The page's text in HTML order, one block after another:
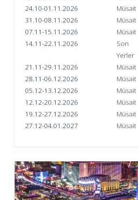
24.10-01.11.2026
Müsait
31.10-08.11.2026
Müsait
07.11-15.11.2026
Müsait
14.11-22.11.2026
Son
Yerler
21.11-29.11.2026 Müsait
28.11-06.12.2026
Müsait
05.12-13.12.2026
Müsait
12.12-20.12.2026
Müsait
19.12-27.12.2026
Müsait
27.12-04.01.2027
Müsait